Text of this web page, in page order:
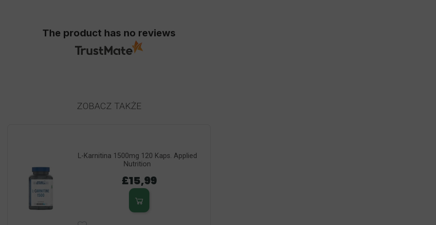
The product has no reviews
ZOBACZ TAKŻE
L-Karnitina 1500mg 120 Kaps. Applied
Nutrition
£15,99